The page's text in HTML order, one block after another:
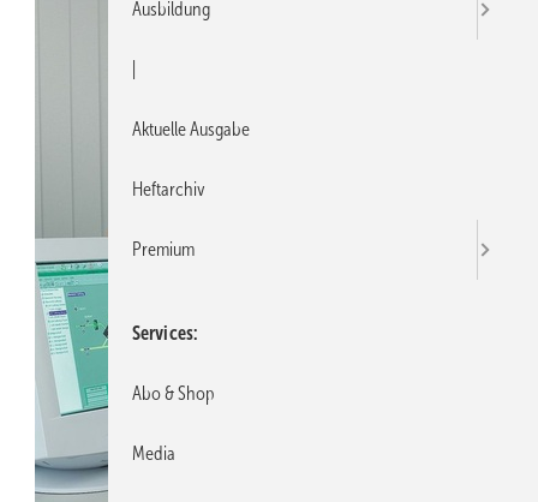
Ausbildung
Aktuelle Ausgabe
Heftarchiv
Premium
Services
Abo & Shop
Media